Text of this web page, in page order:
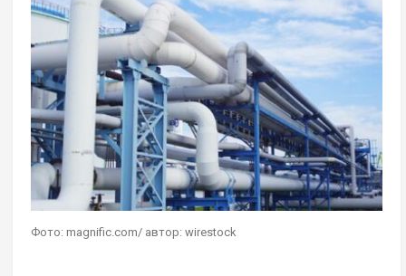
Фото: magnific.com/ автор: wirestock